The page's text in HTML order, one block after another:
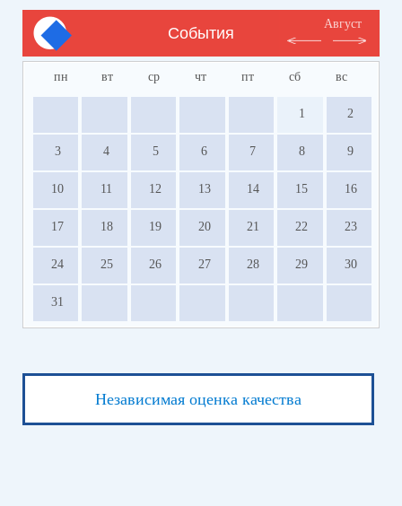
События
Август
пн вт ср чт пт сб вс
1 2
3 4 5 6 7 8 9
10 11 12 13 14 15 16
17 18 19 20 21 22 23
24 25 26 27 28 29 30
31
Независимая оценка качества